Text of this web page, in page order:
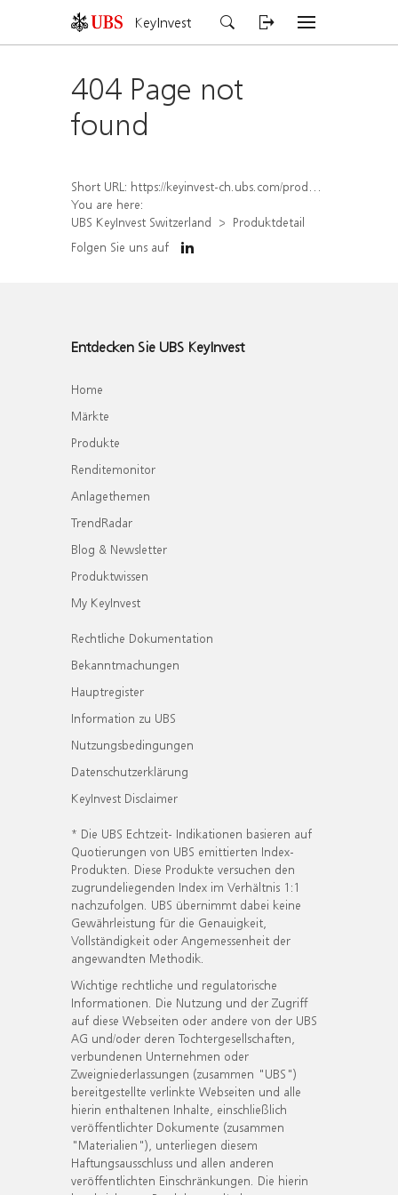
KeyInvest
404 Page not
found
Short URL: https://keyinvest-ch.ubs.com/produkt/detail/index/isin/CH1564686900
You are here:
UBS KeyInvest Switzerland
Produktdetail
Folgen Sie uns auf
Entdecken Sie UBS KeyInvest
Home
Märkte
Produkte
Renditemonitor
Anlagethemen
TrendRadar
Blog & Newsletter
Produktwissen
My KeyInvest
Rechtliche Dokumentation
Bekanntmachungen
Hauptregister
Information zu UBS
Nutzungsbedingungen
Datenschutzerklärung
KeyInvest Disclaimer
* Die UBS Echtzeit- Indikationen basieren auf
Quotierungen von UBS emittierten Index-
Produkten. Diese Produkte versuchen den
zugrundeliegenden Index im Verhältnis 1:1
nachzufolgen. UBS übernimmt dabei keine
Gewährleistung für die Genauigkeit,
Vollständigkeit oder Angemessenheit der
angewandten Methodik.
Wichtige rechtliche und regulatorische
Informationen. Die Nutzung und der Zugriff
auf diese Webseiten oder andere von der UBS
AG und/oder deren Tochtergesellschaften,
verbundenen Unternehmen oder
Zweigniederlassungen (zusammen "UBS")
bereitgestellte verlinkte Webseiten und alle
hierin enthaltenen Inhalte, einschließlich
veröffentlichter Dokumente (zusammen
"Materialien"), unterliegen diesem
Haftungsausschluss und allen anderen
veröffentlichten Einschränkungen. Die hierin